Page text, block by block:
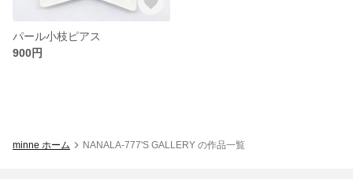
パール小枝ピアス
900円
minne ホーム NANALA-777'S GALLERY の作品一覧